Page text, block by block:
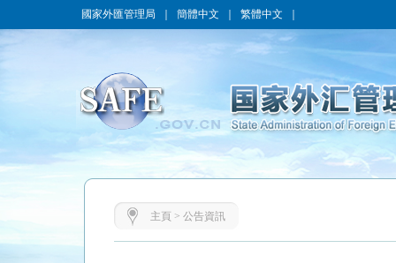
國家外匯管理局 簡體中文 繁體中文
主頁 > 公告資訊